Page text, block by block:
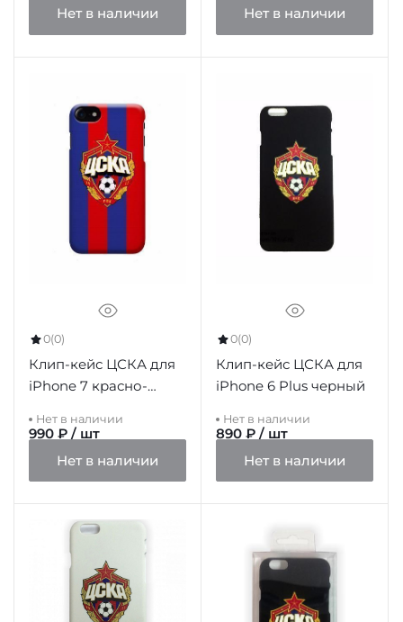
Нет в наличии
Нет в наличии
0(0)
Клип-кейс ЦСКА для
iPhone 7 красно-
Нет в наличии
990 ₽ / шт
Нет в наличии
0(0)
Клип-кейс ЦСКА для
iPhone 6 Plus черный
Нет в наличии
890 ₽ / шт
Нет в наличии